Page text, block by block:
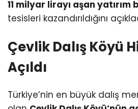
11 milyar lirayı aşan yatırım
tesisleri kazandırıldığını
Çevlik Dalış Köyü
Açıldı
Türkiye’nin en büyük dalış